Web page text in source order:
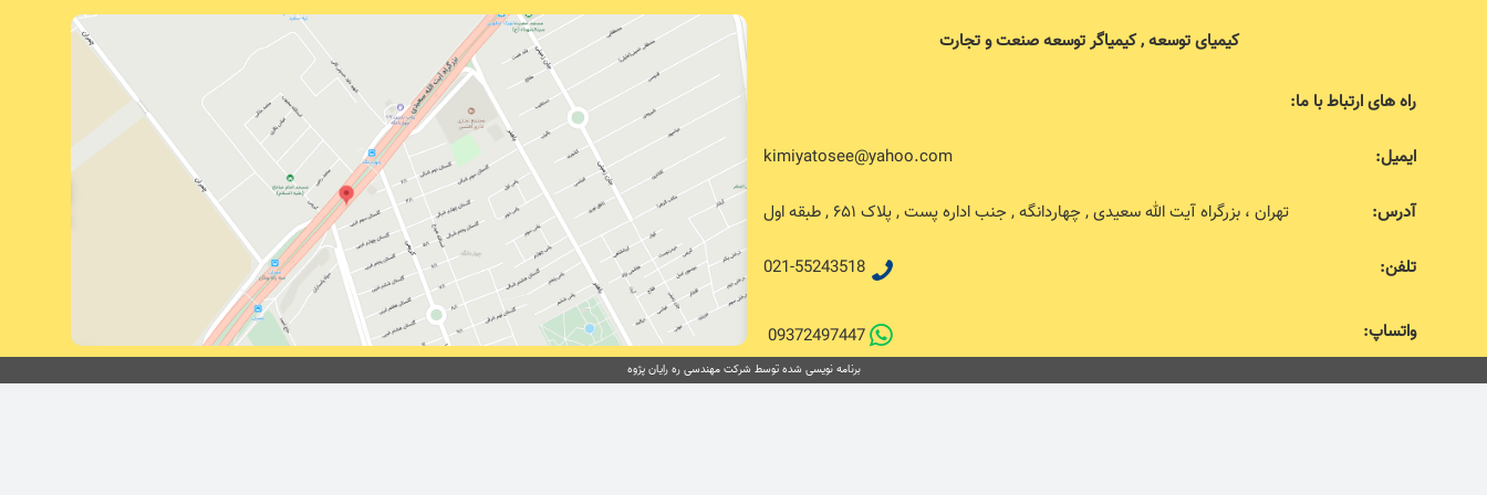
کیمیای توسعه , کیمیاگر توسعه صنعت و تجارت
راه های ارتباط با ما:
ایمیل: kimiyatosee@yahoo.com
آدرس: تهران ، بزرگراه آیت الله سعیدی , چهاردانگه , جنب اداره پست , پلاک ۶۵۱ , طبقه اول
تلفن: 021-55243518
واتساپ: 09372497447
برنامه نویسی شده توسط شرکت مهندسی ره رایان پژوه